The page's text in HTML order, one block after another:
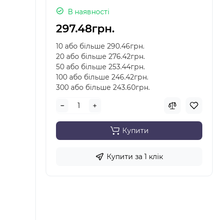
В наявності
297.48грн.
10 або більше 290.46грн.
20 або більше 276.42грн.
50 або більше 253.44грн.
100 або більше 246.42грн.
300 або більше 243.60грн.
Купити
Купити за 1 клiк